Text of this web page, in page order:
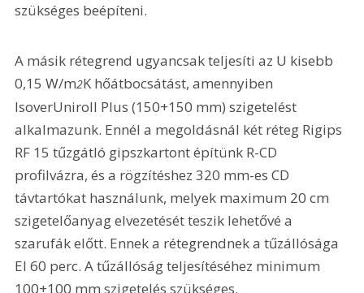
szükséges beépíteni.
A másik rétegrend ugyancsak teljesíti az U kisebb
0,15 W/m2K hőátbocsátást, amennyiben
IsoverUniroll Plus (150+150 mm) szigetelést
alkalmazunk. Ennél a megoldásnál két réteg Rigips
RF 15 tűzgátló gipszkartont építünk R-CD
profilvázra, és a rögzítéshez 320 mm-es CD
távtartókat használunk, melyek maximum 20 cm
szigetelőanyag elvezetését teszik lehetővé a
szarufák előtt. Ennek a rétegrendnek a tűzállósága
EI 60 perc. A tűzállóság teljesítéséhez minimum
100+100 mm szigetelés szükséges.